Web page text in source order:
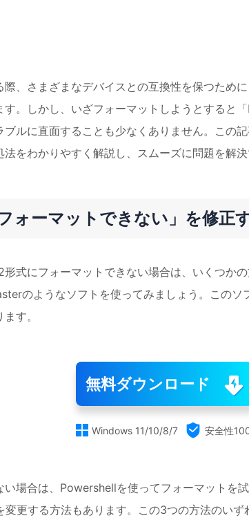
際、さまざまなデバイスとの互換性を保つため
す。しかし、いざフォーマットしようとすると
ブルに直面することも少なくありません。この
をわかりやすく解説し、スムーズに問題を解決
ォーマットできない」を修正
式にフォーマットできない場合は、いくつか
のようなソフトを使ってみましょう。このソ
す。
無料ダウンロード
 Windows 11/10/8/7  安全性
い場合は、Powershellを使ってフォーマットを
更する方法もあります。この3つの方法のいず